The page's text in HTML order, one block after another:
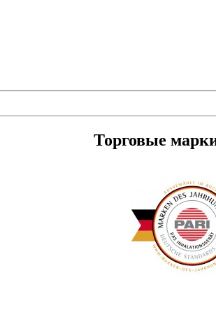
Торговые